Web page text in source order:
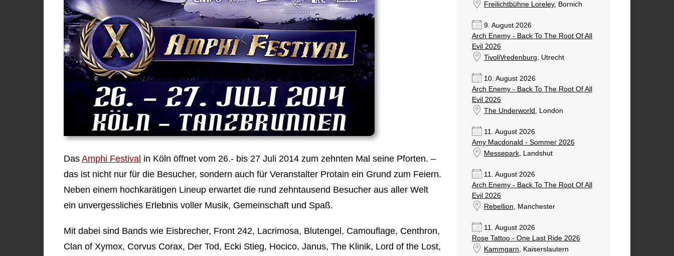
Das Amphi Festival in Köln öffnet vom 26.- bis 27 Juli 2014 zum zehnten Mal seine Pforten. –
das ist nicht nur für die Besucher, sondern auch für Veranstalter Protain ein Grund zum Feiern.
Neben einem hochkarätigen Lineup erwartet die rund zehntausend Besucher aus aller Welt
ein unvergessliches Erlebnis voller Musik, Gemeinschaft und Spaß.
Mit dabei sind Bands wie Eisbrecher, Front 242, Lacrimosa, Blutengel, Camouflage, Centhron,
Clan of Xymox, Corvus Corax, Der Tod, Ecki Stieg, Hocico, Janus, The Klinik, Lord of the Lost,
Freilichtbühne Loreley, Bornich
9. August 2026
Arch Enemy - Back To The Root Of All
Evil 2026
TivoliVredenburg, Utrecht
10. August 2026
Arch Enemy - Back To The Root Of All
Evil 2026
The Underworld , London
11. August 2026
Amy Macdonald - Sommer 2026
Messepark, Landshut
11. August 2026
Arch Enemy - Back To The Root Of All
Evil 2026
Rebellion, Manchester
11. August 2026
Rose Tattoo - One Last Ride 2026
Kammgarn, Kaiserslautern